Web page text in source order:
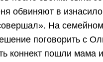
обвиняют в
На
поговорить с
коннект пошли мама